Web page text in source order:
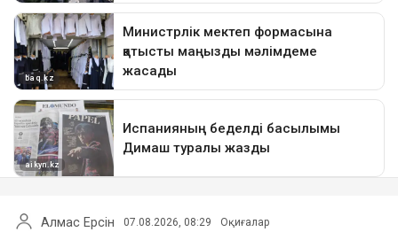
Алмас Ерсін 07.08.2026, 08:29 Оқиғалар